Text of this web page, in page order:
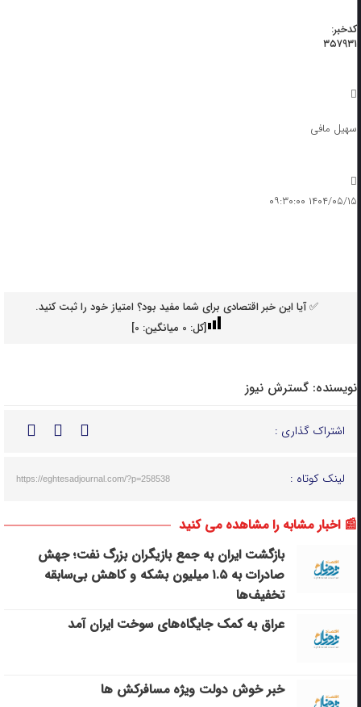
کدخبر:
۳۵۷۹۳۱
سهیل مافی
۱۴۰۴/۰۵/۱۵ ۰۹:۳۰:۰۰
✅ آیا این خبر اقتصادی برای شما مفید بود؟ امتیاز خود را ثبت کنید.
[کل: 0میانگین: 0
]
نویسنده: گسترش نیوز
اشتراک گذاری :
لینک کوتاه : https://eghtesadjournal.com/?p=258538
📰 اخبار مشابه را مشاهده می کنید
بازگشت ایران به جمع بازیگران بزرگ نفت؛ جهش
صادرات به ۱.۵ میلیون بشکه و کاهش بی‌سابقه
تخفیف‌ها
عراق به کمک جایگاه‌های سوخت ایران آمد
خبر خوش دولت ویژه مسافرکش‌ ها